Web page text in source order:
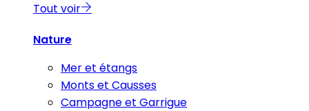
Tout voir
Nature
Mer et étangs
Monts et Causses
Campagne et Garrigue